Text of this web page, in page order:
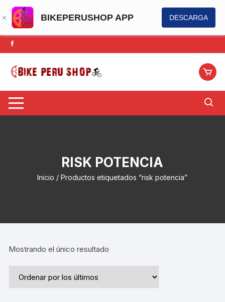
BIKEPERUSHOP APP DESCARGA
Saltar
al
contenido
RISK POTENCIA
Inicio / Productos etiquetados “risk potencia”
Mostrando el único resultado